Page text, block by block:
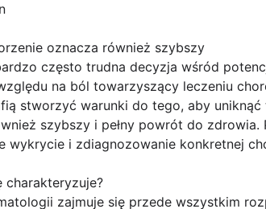
oznacza również szybszy
często trudna decyzja wśród
na ból towarzyszący leczeniu
stworzyć warunki do tego, aby
szybszy i pełny powrót do
wykrycie i zdiagnozowanie konkretnej
charakteryzuje?
zajmuje się przede wszystkim